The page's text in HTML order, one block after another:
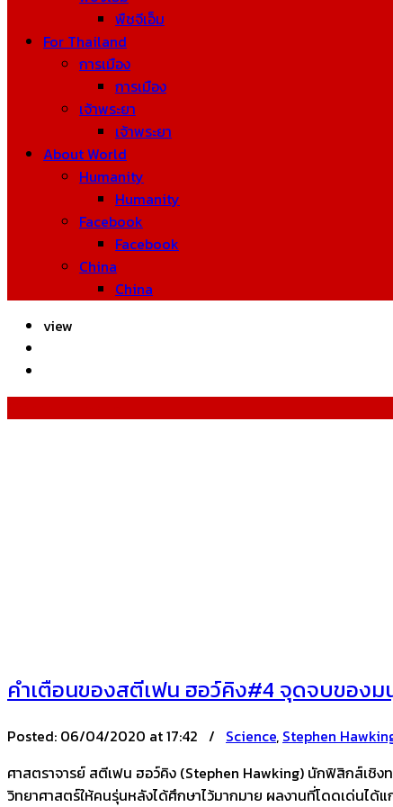
พืชจีเอ็ม
For Thailand
การเมือง
การเมือง
เจ้าพระยา
เจ้าพระยา
About World
Humanity
Humanity
Facebook
Facebook
China
China
view
คำเตือนของสตีเฟน ฮอว์คิง#4 จุดจบของม
Posted: 06/04/2020 at 17:42 / Science, Stephen
ศาสตราจารย์ สตีเฟน ฮอว์คิง (Stephen Hawking) นักฟิสิกส์เชิง
วิทยาศาสตร์ให้คนรุ่นหลังได้ศึกษาไว้มากมาย ผลงานที่โดดเด่นได้